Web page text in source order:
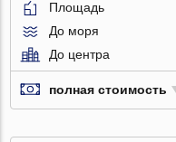
Площадь
До моря
До центра
полная стоимость